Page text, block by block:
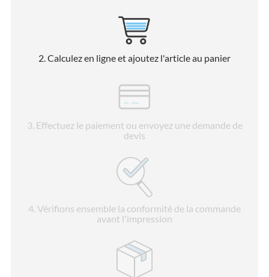
2. Calculez en ligne et ajoutez l'article au panier
3 . Effectuez le paiement ou envoyez une demande de
devis
4. Vérifions ensemble la conformité de la commande
avant l'impression